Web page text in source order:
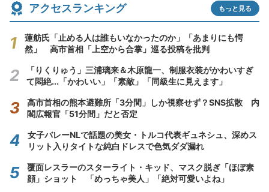
アクセスランキング もっと見る
蓮舫氏「止める人は誰もいなかったのか」「あまりにも愕
然」 高市首相「上空から合掌」巡る投稿を批判
「りくりゅう」三浦璃来＆木原龍一、制服衣装がかわいすぎ
て悶絶...「かわいい」「素敵」「同級生に見えます」
高市首相の熊本避難所「3分間」しか視察せず？SNS拡散 内
閣広報官「51分間」だと否定
女子バレーNLで話題の美女・トルコ代表ギュネシュ、深めス
リット入りタイトな純白ドレスで色気ダダ漏れ
覆面レスラーのスターライト・キッド、マスク脱ぎ「ほぼ素
顔」ショット 「めっちゃ美人」「絶対可愛いよね」